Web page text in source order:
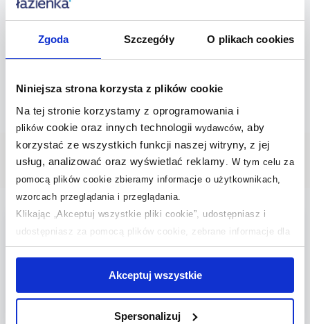
Zgoda Szczegóły O plikach cookies
Niniejsza strona korzysta z plików cookie
Na tej stronie korzystamy z oprogramowania i
plikówcookie oraz innych technologii wydawców, aby
korzystać ze wszystkich funkcji naszej witryny, z jej
usług, analizować oraz wyświetlać reklamy
W tym celu za
pomocą plików cookie zbieramy informacje o użytkownikach,
wzorcach przeglądania i przeglądania.
Klikając „Akceptuj wszystkie pliki cookie”, udostępniasz i
udostępniasz za pomocą plików cookie, zebrane informacje dla
użytkowników zewnętrznych, a także nasi partnerzy reklamowi.
jednak, że zablokowane niektóre pliki cookie mogą mieć wpływ
na sposób dostarczania treści niedostosowanych do potrzeb
Akceptuj wszystkie
Spersonalizuj
Inspiracje Ars Longa
Inspiracje Euroceramic
Inspiracje Ceramika Color
Inspiracje Art Ceram
Inspiracje Aldex
Inspiracje Argon
Nasze bestsellery
multirabaty bestseller